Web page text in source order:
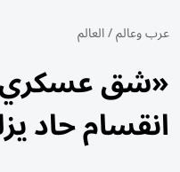
عرب وعالم/العالم
«شق عسكري
انقسام حاد